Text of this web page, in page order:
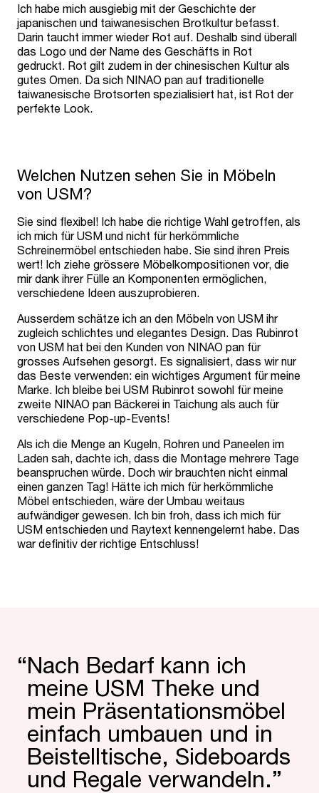
Ich habe mich ausgiebig mit der Geschichte der
japanischen und taiwanesischen Brotkultur befasst.
Darin taucht immer wieder Rot auf. Deshalb sind überall
das Logo und der Name des Geschäfts in Rot
gedruckt. Rot gilt zudem in der chinesischen Kultur als
gutes Omen. Da sich NINAO pan auf traditionelle
taiwanesische Brotsorten spezialisiert hat, ist Rot der
perfekte Look.
Welchen Nutzen sehen Sie in Möbeln
von USM?
Sie sind flexibel! Ich habe die richtige Wahl getroffen, als
ich mich für USM und nicht für herkömmliche
Schreinermöbel entschieden habe. Sie sind ihren Preis
wert! Ich ziehe grössere Möbelkompositionen vor, die
mir dank ihrer Fülle an Komponenten ermöglichen,
verschiedene Ideen auszuprobieren.
Ausserdem schätze ich an den Möbeln von USM ihr
zugleich schlichtes und elegantes Design. Das Rubinrot
von USM hat bei den Kunden von NINAO pan für
grosses Aufsehen gesorgt. Es signalisiert, dass wir nur
das Beste verwenden: ein wichtiges Argument für meine
Marke. Ich bleibe bei USM Rubinrot sowohl für meine
zweite NINAO pan Bäckerei in Taichung als auch für
verschiedene Pop-up-Events!
Als ich die Menge an Kugeln, Rohren und Paneelen im
Laden sah, dachte ich, dass die Montage mehrere Tage
beanspruchen würde. Doch wir brauchten nicht einmal
einen ganzen Tag! Hätte ich mich für herkömmliche
Möbel entschieden, wäre der Umbau weitaus
aufwändiger gewesen. Ich bin froh, dass ich mich für
USM entschieden und Raytext kennengelernt habe. Das
war definitiv der richtige Entschluss!
“Nach Bedarf kann ich
meine USM Theke und
mein Präsen­tati­onsmöbel
einfach umbauen und in
Beistell­tische, Side­boards
und Regale verwan­deln.”